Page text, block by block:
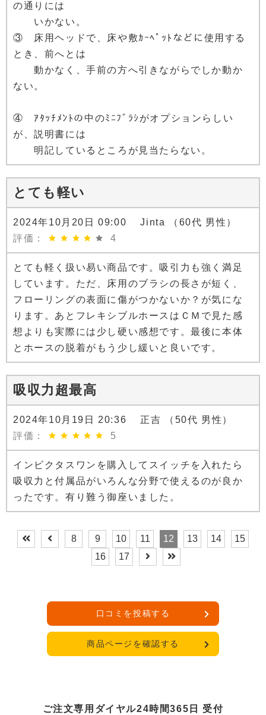
の通りには
いかない。
③ 床用ヘッドで、床や敷ｶｰﾍﾟｯﾄなどに使用する
とき、前へとは
動かなく、手前の方へ引きながらでしか動か
ない。
④ ｱﾀｯﾁﾒﾝﾄの中のﾐﾆﾌﾞﾗｼがオプションらしい
が、説明書には
明記しているところが見当たらない。
とても軽い
2024年10月20日 09:00 Jinta （60代 男性）
評価：
4
とても軽く扱い易い商品です。吸引力も強く満足
しています。ただ、床用のブラシの長さが短く、
フローリングの表面に傷がつかないか？が気にな
ります。あとフレキシブルホースはＣＭで見た感
想よりも実際には少し硬い感想です。最後に本体
とホースの脱着がもう少し緩いと良いです。
吸収力超最高
2024年10月19日 20:36 正吉 （50代 男性）
評価：
5
インビクタスワンを購入してスイッチを入れたら
吸収力と付属品がいろんな分野で使えるのが良か
ったです。有り難う御座いました。
8 9 10 11 12 13 14
15
16
17
口コミを投稿する
商品ページを確認する
ご注文専用ダイヤル24時間365日 受付